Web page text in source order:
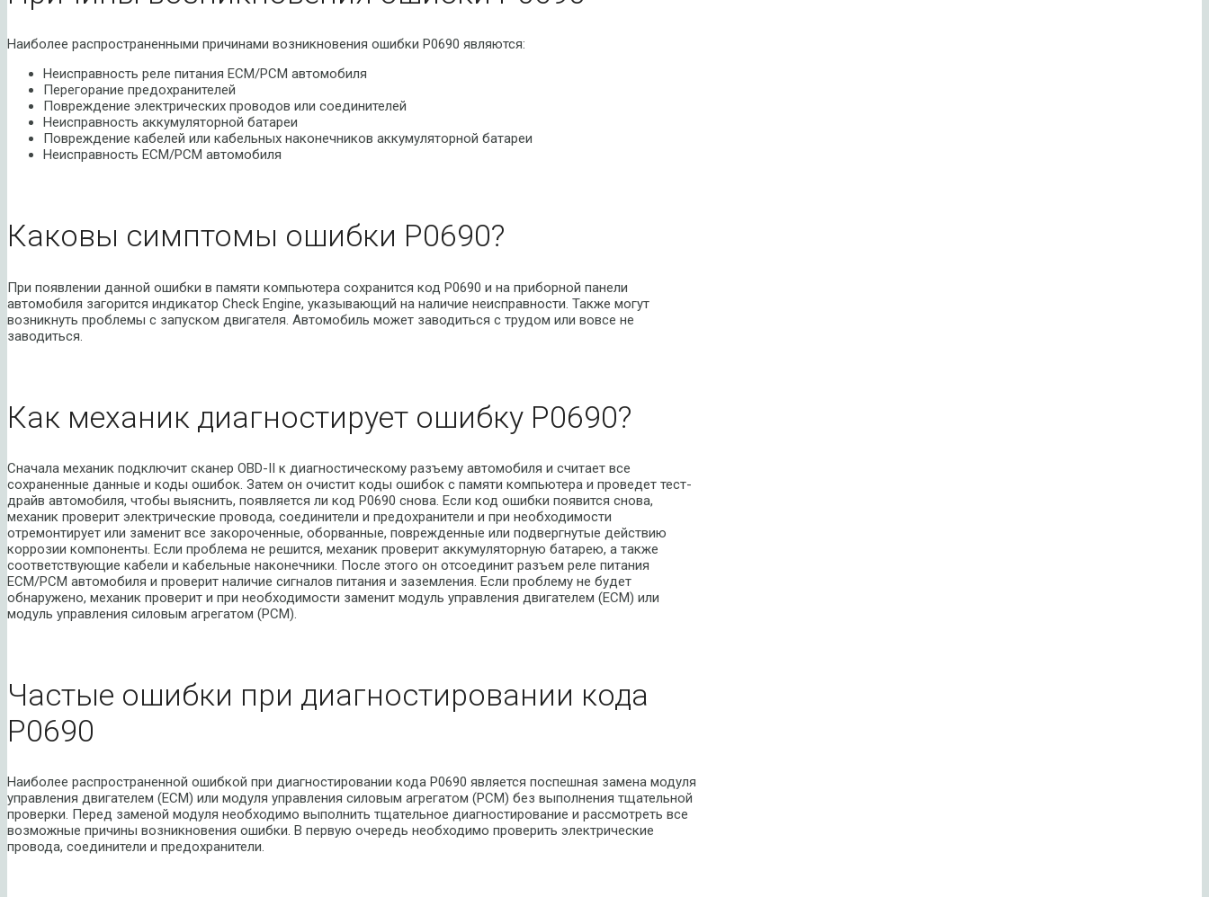
Наиболее распространенными причинами возникновения ошибки P0690 являются:
Неисправность реле питания ECM/PCM автомобиля
Перегорание предохранителей
Повреждение электрических проводов или соединителей
Неисправность аккумуляторной батареи
Повреждение кабелей или кабельных наконечников аккумуляторной батареи
Неисправность ECM/PCM автомобиля
Каковы симптомы ошибки P0690?
При появлении данной ошибки в памяти компьютера сохранится код P0690 и на приборной панели
автомобиля загорится индикатор Check Engine, указывающий на наличие неисправности. Также могут
возникнуть проблемы с запуском двигателя. Автомобиль может заводиться с трудом или вовсе не
заводиться.
Как механик диагностирует ошибку P0690?
Сначала механик подключит сканер OBD-II к диагностическому разъему автомобиля и считает все
сохраненные данные и коды ошибок. Затем он очистит коды ошибок с памяти компьютера и проведет тест-
драйв автомобиля, чтобы выяснить, появляется ли код P0690 снова. Если код ошибки появится снова,
механик проверит электрические провода, соединители и предохранители и при необходимости
отремонтирует или заменит все закороченные, оборванные, поврежденные или подвергнутые действию
коррозии компоненты. Если проблема не решится, механик проверит аккумуляторную батарею, а также
соответствующие кабели и кабельные наконечники. После этого он отсоединит разъем реле питания
ECM/PCM автомобиля и проверит наличие сигналов питания и заземления. Если проблему не будет
обнаружено, механик проверит и при необходимости заменит модуль управления двигателем (ECM) или
модуль управления силовым агрегатом (PCM).
Частые ошибки при диагностировании кода
P0690
Наиболее распространенной ошибкой при диагностировании кода P0690 является поспешная замена модуля
управления двигателем (ECM) или модуля управления силовым агрегатом (PCM) без выполнения тщательной
проверки. Перед заменой модуля необходимо выполнить тщательное диагностирование и рассмотреть все
возможные причины возникновения ошибки. В первую очередь необходимо проверить электрические
провода, соединители и предохранители.